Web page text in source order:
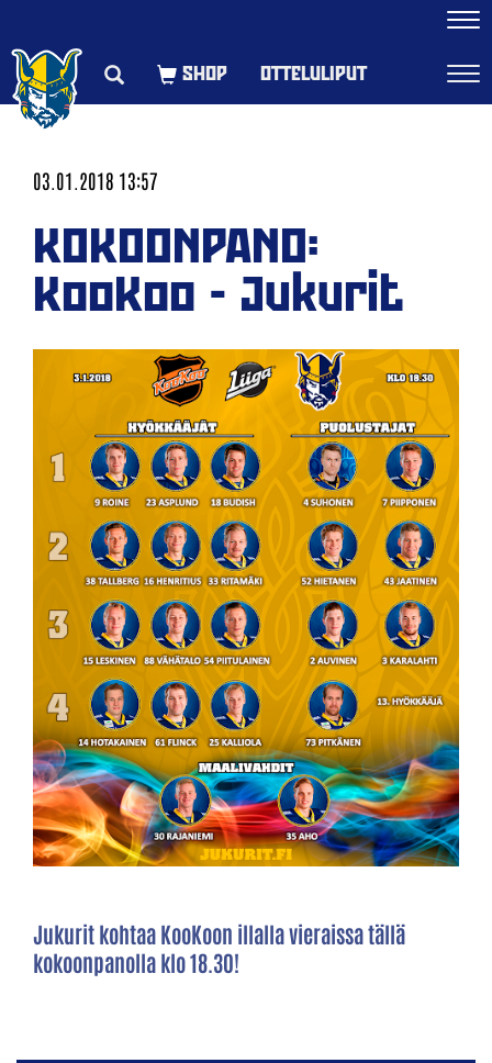
OTTELULIPUT
03.01.2018 13:57
KOKOONPANO:
KooKoo - Jukurit
Jukurit kohtaa KooKoon illalla vieraissa tällä
kokoonpanolla klo 18.30!